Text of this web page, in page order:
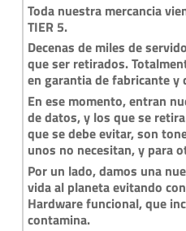
Toda nuestra mercancia
TIER 5.
Decenas de miles de
que ser retirados.
en garantia de fabricante
En ese momento, entran
de datos, y los que se
que se debe evitar, son
unos no necesitan, y para
Por un lado, damos una
vida al planeta evitando
Hardware funcional, que
contamina.